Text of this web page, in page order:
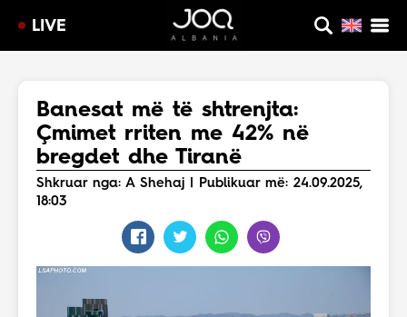
LIVE
Banesat më të shtrenjta:
Çmimet rriten me 42% në
bregdet dhe Tiranë
Shkruar nga: A Shehaj | Publikuar më: 24.09.2025,
18:03